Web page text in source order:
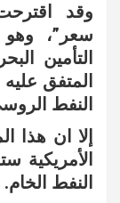
وقد
سعر”، وهو
التأمين
المتفق عليه
النفط
إلا ان هذا
الأمريكية
النفط الخام.